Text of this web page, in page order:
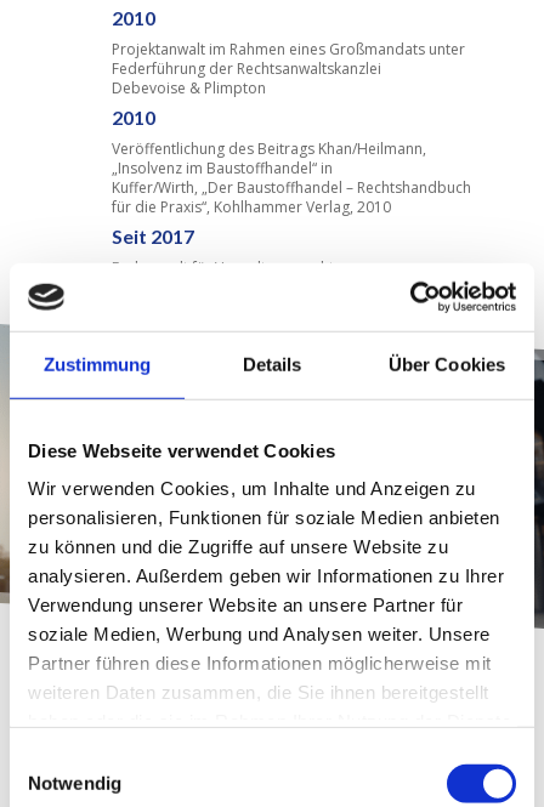
Zustimmung Details Über Cookies
Diese Webseite verwendet Cookies
Wir verwenden Cookies, um Inhalte und Anzeigen zu
personalisieren, Funktionen für soziale Medien anbieten
zu können und die Zugriffe auf unsere Website zu
analysieren. Außerdem geben wir Informationen zu Ihrer
Verwendung unserer Website an unsere Partner für
soziale Medien, Werbung und Analysen weiter. Unsere
Partner führen diese Informationen möglicherweise mit
weiteren Daten zusammen, die Sie ihnen bereitgestellt
Notwendig
2010
Projektanwalt im Rahmen eines Großmandats unter
Federführung der Rechtsanwaltskanzlei
Debevoise & Plimpton
2010
Veröffentlichung des Beitrags Khan/Heilmann,
„Insolvenz im Baustoffhandel“ in
Kuffer/Wirth, „Der Baustoffhandel – Rechtshandbuch
für die Praxis“, Kohlhammer Verlag, 2010
Seit 2017
Fachanwalt für Verwaltungsrecht
Kontaktieren Sie uns